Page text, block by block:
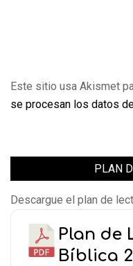
Este sitio usa Akismet
se procesan los datos
PLAN
Descargue el plan de
Plan de
Bíblica